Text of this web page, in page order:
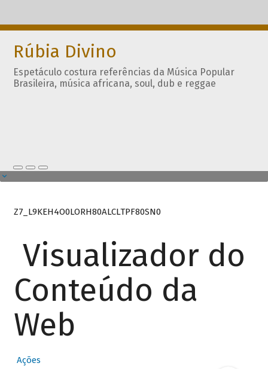
Rúbia Divino
Espetáculo costura referências da Música Popular
Brasileira, música africana, soul, dub e reggae
Z7_L9KEH4O0LORH80ALCLTPF80SN0
Visualizador do
Conteúdo da
Web
Ações